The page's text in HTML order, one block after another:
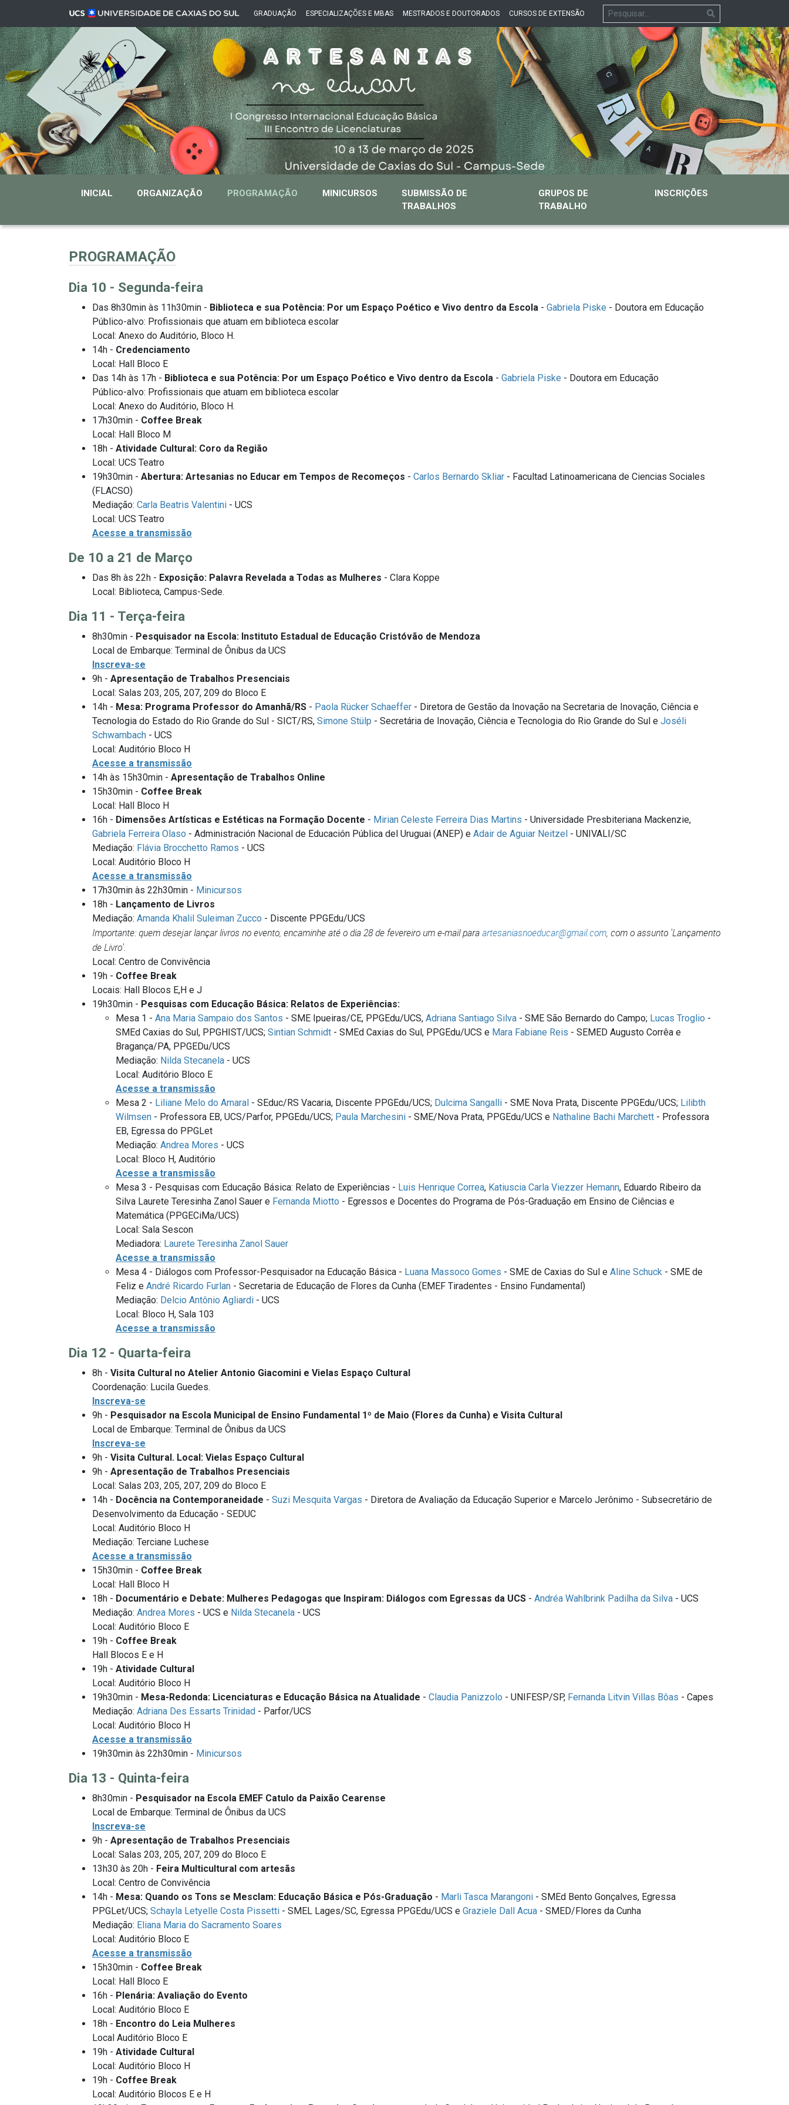
GRADUAÇÃO ESPECIALIZAÇÕES E MBAS MESTRADOS E DOUTORADOS CURSOS DE EXTENSÃO
INICIAL ORGANIZAÇÃO PROGRAMAÇÃO MINICURSOS
SUBMISSÃO DE
TRABALHOS
GRUPOS DE
TRABALHO
INSCRIÇÕES
PROGRAMAÇÃO
Dia 10 - Segunda-feira
Das 8h30min às 11h30min - Biblioteca e sua Potência: Por um Espaço Poético e Vivo dentro da Escola - Gabriela Piske - Doutora em Educação
Público-alvo: Profissionais que atuam em biblioteca escolar
Local: Anexo do Auditório, Bloco H.
14h - Credenciamento
Local: Hall Bloco E
Das 14h às 17h - Biblioteca e sua Potência: Por um Espaço Poético e Vivo dentro da Escola - Gabriela Piske - Doutora em Educação
Público-alvo: Profissionais que atuam em biblioteca escolar
Local: Anexo do Auditório, Bloco H.
17h30min - Coffee Break
Local: Hall Bloco M
18h - Atividade Cultural: Coro da Região
Local: UCS Teatro
19h30min - Abertura: Artesanias no Educar em Tempos de Recomeços - Carlos Bernardo Skliar - Facultad Latinoamericana de Ciencias Sociales
(FLACSO)
Mediação: Carla Beatris Valentini - UCS
Local: UCS Teatro
Acesse a transmissão
De 10 a 21 de Março
Das 8h às 22h - Exposição: Palavra Revelada a Todas as Mulheres - Clara Koppe
Local: Biblioteca, Campus-Sede.
Dia 11 - Terça-feira
8h30min - Pesquisador na Escola: Instituto Estadual de Educação Cristóvão de Mendoza
Local de Embarque: Terminal de Ônibus da UCS
Inscreva-se
9h - Apresentação de Trabalhos Presenciais
Local: Salas 203, 205, 207, 209 do Bloco E
14h - Mesa: Programa Professor do Amanhã/RS - Paola Rücker Schaeffer - Diretora de Gestão da Inovação na Secretaria de Inovação, Ciência e
Tecnologia do Estado do Rio Grande do Sul - SICT/RS, Simone Stülp - Secretária de Inovação, Ciência e Tecnologia do Rio Grande do Sul e Joséli
Schwambach - UCS
Local: Auditório Bloco H
Acesse a transmissão
14h às 15h30min - Apresentação de Trabalhos Online
15h30min - Coffee Break
Local: Hall Bloco H
16h - Dimensões Artísticas e Estéticas na Formação Docente - Mirian Celeste Ferreira Dias Martins - Universidade Presbiteriana Mackenzie,
Gabriela Ferreira Olaso - Administración Nacional de Educación Pública del Uruguai (ANEP) e Adair de Aguiar Neitzel - UNIVALI/SC
Mediação: Flávia Brocchetto Ramos - UCS
Local: Auditório Bloco H
Acesse a transmissão
17h30min às 22h30min - Minicursos
18h - Lançamento de Livros
Mediação: Amanda Khalil Suleiman Zucco - Discente PPGEdu/UCS
Importante: quem desejar lançar livros no evento, encaminhe até o dia 28 de fevereiro um e-mail paraartesaniasnoeducar@gmail.com, com o assunto 'Lançamento
de Livro'.
Local: Centro de Convivência
19h - Coffee Break
Locais: Hall Blocos E,H e J
19h30min - Pesquisas com Educação Básica: Relatos de Experiências:
Mesa 1 - Ana Maria Sampaio dos Santos - SME Ipueiras/CE, PPGEdu/UCS, Adriana Santiago Silva - SME São Bernardo do Campo; Lucas Troglio -
SMEd Caxias do Sul, PPGHIST/UCS; Sintian Schmidt - SMEd Caxias do Sul, PPGEdu/UCS e Mara Fabiane Reis - SEMED Augusto Corrêa e
Bragança/PA, PPGEDu/UCS
Mediação: Nilda Stecanela - UCS
Local: Auditório Bloco E
Acesse a transmissão
Mesa 2 - Liliane Melo do Amaral - SEduc/RS Vacaria, Discente PPGEdu/UCS; Dulcima Sangalli - SME Nova Prata, Discente PPGEdu/UCS; Lilibth
Wilmsen - Professora EB, UCS/Parfor, PPGEdu/UCS; Paula Marchesini - SME/Nova Prata, PPGEdu/UCS e Nathaline Bachi Marchett - Professora
EB, Egressa do PPGLet
Mediação: Andrea Mores - UCS
Local: Bloco H, Auditório
Acesse a transmissão
Mesa 3 - Pesquisas com Educação Básica: Relato de Experiências - Luis Henrique Correa, Katiuscia Carla Viezzer Hemann, Eduardo Ribeiro da
Silva Laurete Teresinha Zanol Sauer e Fernanda Miotto - Egressos e Docentes do Programa de Pós-Graduação em Ensino de Ciências e
Matemática (PPGECiMa/UCS)
Local: Sala Sescon
Mediadora: Laurete Teresinha Zanol Sauer
Acesse a transmissão
Mesa 4 - Diálogos com Professor-Pesquisador na Educação Básica - Luana Massoco Gomes - SME de Caxias do Sul e Aline Schuck - SME de
Feliz e André Ricardo Furlan - Secretaria de Educação de Flores da Cunha (EMEF Tiradentes - Ensino Fundamental)
Mediação: Delcio Antônio Agliardi - UCS
Local: Bloco H, Sala 103
Acesse a transmissão
Dia 12 - Quarta-feira
8h - Visita Cultural no Atelier Antonio Giacomini e Vielas Espaço Cultural
Coordenação: Lucila Guedes.
Inscreva-se
9h - Pesquisador na Escola Municipal de Ensino Fundamental 1º de Maio (Flores da Cunha) e Visita Cultural
Local de Embarque: Terminal de Ônibus da UCS
Inscreva-se
9h - Visita Cultural. Local: Vielas Espaço Cultural
9h - Apresentação de Trabalhos Presenciais
Local: Salas 203, 205, 207, 209 do Bloco E
14h - Docência na Contemporaneidade - Suzi Mesquita Vargas - Diretora de Avaliação da Educação Superior e Marcelo Jerônimo - Subsecretário de
Desenvolvimento da Educação - SEDUC
Local: Auditório Bloco H
Mediação: Terciane Luchese
Acesse a transmissão
15h30min - Coffee Break
Local: Hall Bloco H
18h - Documentário e Debate: Mulheres Pedagogas que Inspiram: Diálogos com Egressas da UCS - Andréa Wahlbrink Padilha da Silva - UCS
Mediação: Andrea Mores - UCS e Nilda Stecanela - UCS
Local: Auditório Bloco E
19h - Coffee Break
Hall Blocos E e H
19h - Atividade Cultural
Local: Auditório Bloco H
19h30min - Mesa-Redonda: Licenciaturas e Educação Básica na Atualidade - Claudia Panizzolo - UNIFESP/SP, Fernanda Litvin Villas Bôas - Capes
Mediação: Adriana Des Essarts Trinidad - Parfor/UCS
Local: Auditório Bloco H
Acesse a transmissão
19h30min às 22h30min - Minicursos
Dia 13 - Quinta-feira
8h30min - Pesquisador na Escola EMEF Catulo da Paixão Cearense
Local de Embarque: Terminal de Ônibus da UCS
Inscreva-se
9h - Apresentação de Trabalhos Presenciais
Local: Salas 203, 205, 207, 209 do Bloco E
13h30 às 20h - Feira Multicultural com artesãs
Local: Centro de Convivência
14h - Mesa: Quando os Tons se Mesclam: Educação Básica e Pós-Graduação - Marli Tasca Marangoni - SMEd Bento Gonçalves, Egressa
PPGLet/UCS; Schayla Letyelle Costa Pissetti - SMEL Lages/SC, Egressa PPGEdu/UCS e Graziele Dall Acua - SMED/Flores da Cunha
Mediação: Eliana Maria do Sacramento Soares
Local: Auditório Bloco E
Acesse a transmissão
15h30min - Coffee Break
Local: Hall Bloco E
16h - Plenária: Avaliação do Evento
Local: Auditório Bloco E
18h - Encontro do Leia Mulheres
Local Auditório Bloco E
19h - Atividade Cultural
Local: Auditório Bloco H
19h - Coffee Break
Local: Auditório Blocos E e H